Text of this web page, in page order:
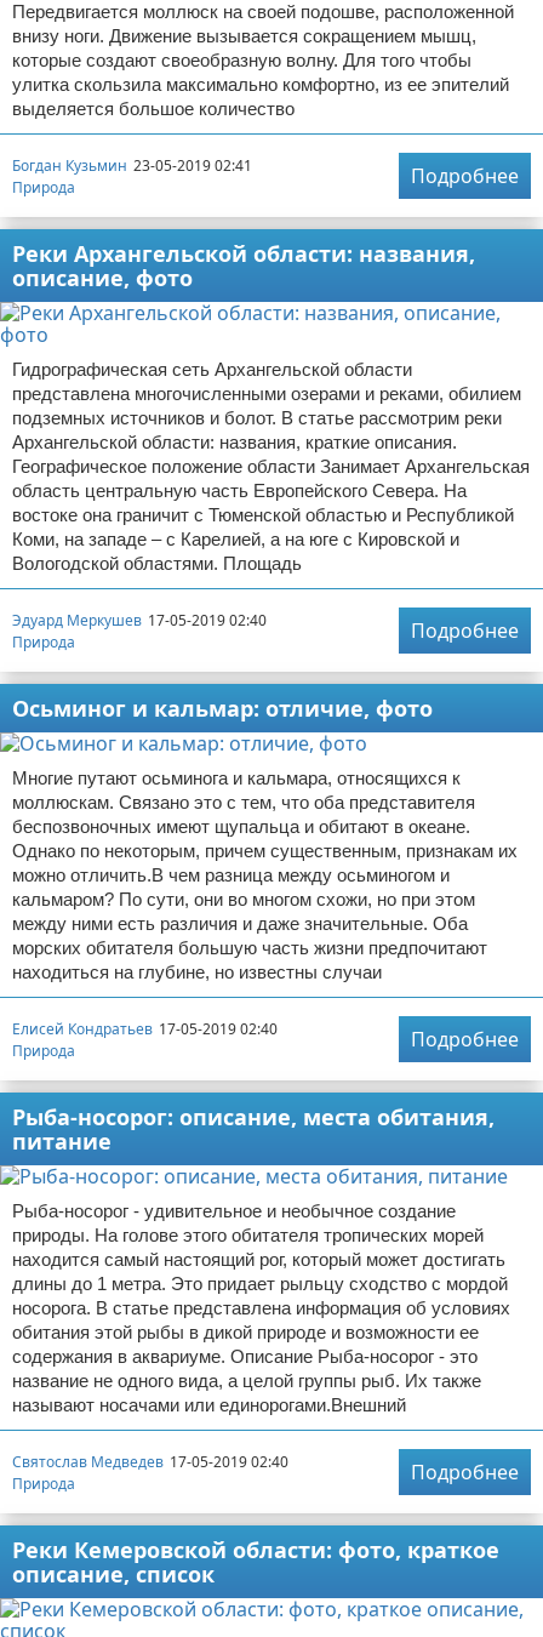
Передвигается моллюск на своей подошве, расположенной
внизу ноги. Движение вызывается сокращением мышц,
которые создают своеобразную волну. Для того чтобы
улитка скользила максимально комфортно, из ее эпителий
выделяется большое количество
Богдан Кузьмин 23-05-2019 02:41
Природа
Подробнее
Реки Архангельской области: названия,
описание, фото
Гидрографическая сеть Архангельской области
представлена многочисленными озерами и реками, обилием
подземных источников и болот. В статье рассмотрим реки
Архангельской области: названия, краткие описания.
Географическое положение области Занимает Архангельская
область центральную часть Европейского Севера. На
востоке она граничит с Тюменской областью и Республикой
Коми, на западе – с Карелией, а на юге с Кировской и
Вологодской областями. Площадь
Эдуард Меркушев 17-05-2019 02:40
Природа
Подробнее
Осьминог и кальмар: отличие, фото
Многие путают осьминога и кальмара, относящихся к
моллюскам. Связано это с тем, что оба представителя
беспозвоночных имеют щупальца и обитают в океане.
Однако по некоторым, причем существенным, признакам их
можно отличить.В чем разница между осьминогом и
кальмаром? По сути, они во многом схожи, но при этом
между ними есть различия и даже значительные. Оба
морских обитателя большую часть жизни предпочитают
находиться на глубине, но известны случаи
Елисей Кондратьев 17-05-2019 02:40
Природа
Подробнее
Рыба-носорог: описание, места обитания,
питание
Рыба-носорог - удивительное и необычное создание
природы. На голове этого обитателя тропических морей
находится самый настоящий рог, который может достигать
длины до 1 метра. Это придает рыльцу сходство с мордой
носорога. В статье представлена информация об условиях
обитания этой рыбы в дикой природе и возможности ее
содержания в аквариуме. Описание Рыба-носорог - это
название не одного вида, а целой группы рыб. Их также
называют носачами или единорогами.Внешний
Святослав Медведев 17-05-2019 02:40
Природа
Подробнее
Реки Кемеровской области: фото, краткое
описание, список